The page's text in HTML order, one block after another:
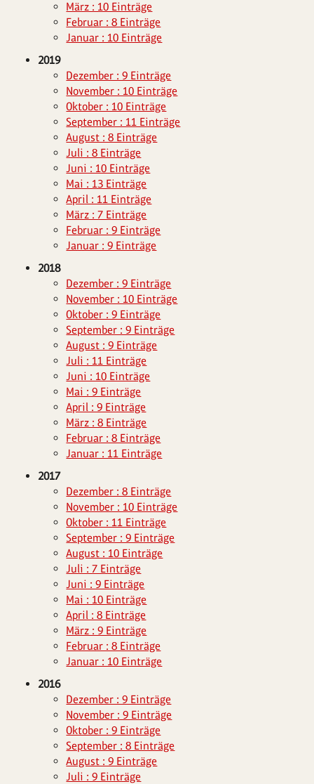
März : 10 Einträge
Februar : 8 Einträge
Januar : 10 Einträge
2019
Dezember : 9 Einträge
November : 10 Einträge
Oktober : 10 Einträge
September : 11 Einträge
August : 8 Einträge
Juli : 8 Einträge
Juni : 10 Einträge
Mai : 13 Einträge
April : 11 Einträge
März : 7 Einträge
Februar : 9 Einträge
Januar : 9 Einträge
2018
Dezember : 9 Einträge
November : 10 Einträge
Oktober : 9 Einträge
September : 9 Einträge
August : 9 Einträge
Juli : 11 Einträge
Juni : 10 Einträge
Mai : 9 Einträge
April : 9 Einträge
März : 8 Einträge
Februar : 8 Einträge
Januar : 11 Einträge
2017
Dezember : 8 Einträge
November : 10 Einträge
Oktober : 11 Einträge
September : 9 Einträge
August : 10 Einträge
Juli : 7 Einträge
Juni : 9 Einträge
Mai : 10 Einträge
April : 8 Einträge
März : 9 Einträge
Februar : 8 Einträge
Januar : 10 Einträge
2016
Dezember : 9 Einträge
November : 9 Einträge
Oktober : 9 Einträge
September : 8 Einträge
August : 9 Einträge
Juli : 9 Einträge